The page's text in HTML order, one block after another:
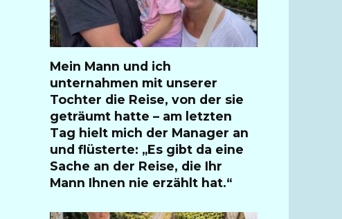
Mein Mann und ich
unternahmen mit unserer
Tochter die Reise, von der sie
geträumt hatte – am letzten
Tag hielt mich der Manager an
und flüsterte: „Es gibt da eine
Sache an der Reise, die Ihr
Mann Ihnen nie erzählt hat.“